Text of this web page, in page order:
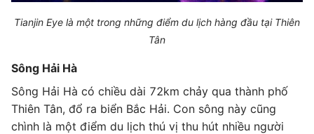
Tianjin Eye là một trong những điểm du lịch hàng đầu tại Thiên
Tân
Sông Hải Hà
Sông Hải Hà có chiều dài 72km chảy qua thành phố
Thiên Tân, đổ ra biển Bắc Hải. Con sông này cũng
chình là một điểm du lịch thú vị thu hút nhiều người